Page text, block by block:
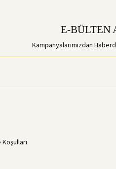
E-BÜLTEN
Kampanyalarımızdan